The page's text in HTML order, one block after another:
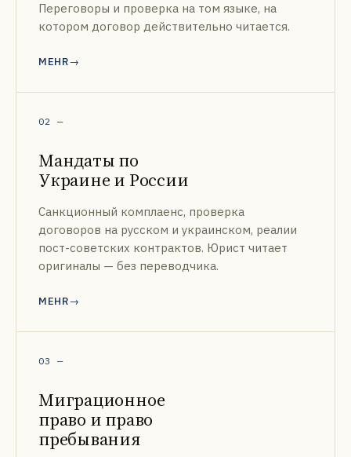
Переговоры и проверка на том языке, на
котором договор действительно читается.
MEHR
02 —
Мандаты по
Украине и России
Санкционный комплаенс, проверка
договоров на русском и украинском, реалии
пост-советских контрактов. Юрист читает
оригиналы — без переводчика.
MEHR
03 —
Миграционное
право и право
пребывания